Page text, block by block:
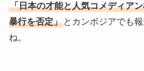
「日本の才能と人気コメディア
暴行を否定」とカンボジアでも
ね。